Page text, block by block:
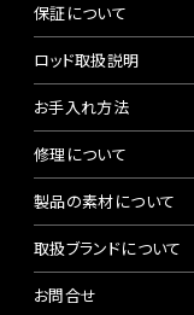
保証について
ロッド取扱説明
お手入れ方法
修理について
製品の素材について
取扱ブランドについて
お問合せ